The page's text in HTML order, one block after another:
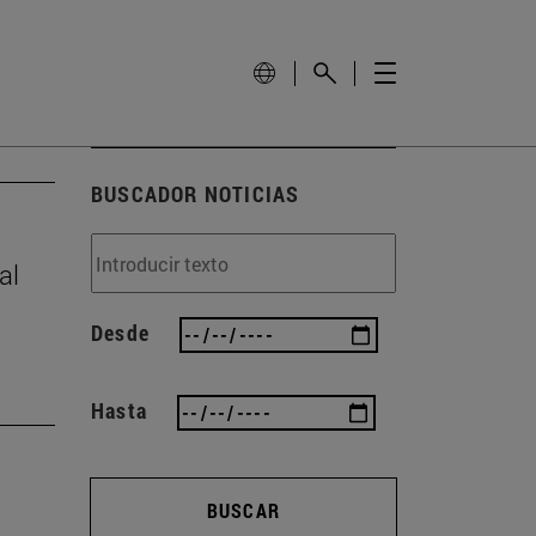
BUSCADOR NOTICIAS
Desde
Hasta
BUSCAR